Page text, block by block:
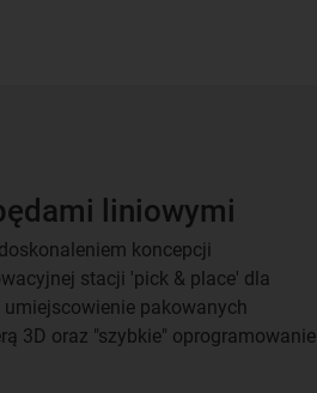
liniowymi
koncepcji
stacji 'pick & place' dla
umiejscowienie pakowanych
3D oraz "szybkie" oprogramowanie.